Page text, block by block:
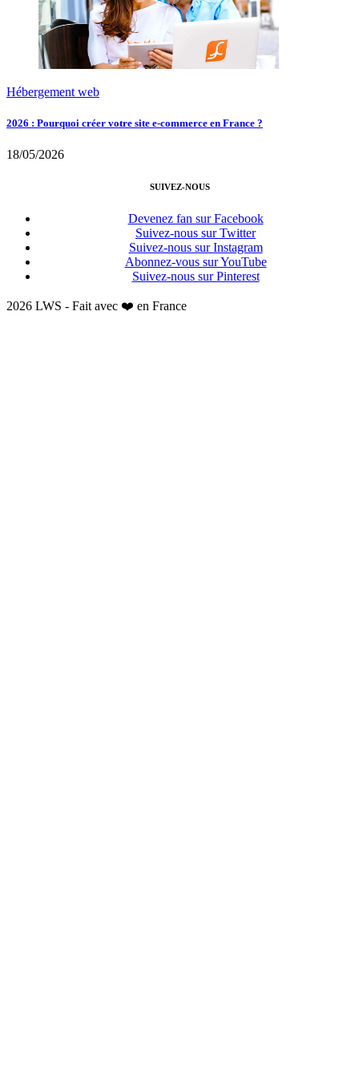
Hébergement web
2026 : Pourquoi créer votre site e-commerce en France ?
18/05/2026
SUIVEZ-NOUS
Devenez fan sur Facebook
Suivez-nous sur Twitter
Suivez-nous sur Instagram
Abonnez-vous sur YouTube
Suivez-nous sur Pinterest
2026 LWS - Fait avec ❤️ en France